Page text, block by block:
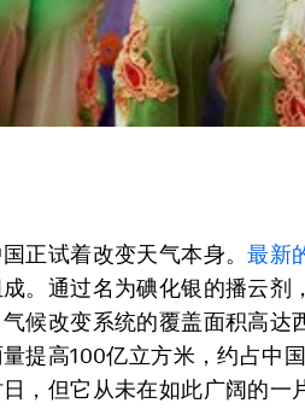
正试着改变天气本身。最新
。通过名为碘化银的播云剂
候改变系统的覆盖面积高达
提高100亿立方米，约占中
，但它从未在如此广阔的一